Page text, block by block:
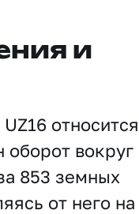
и
оборот вокруг
853 земных
от него на